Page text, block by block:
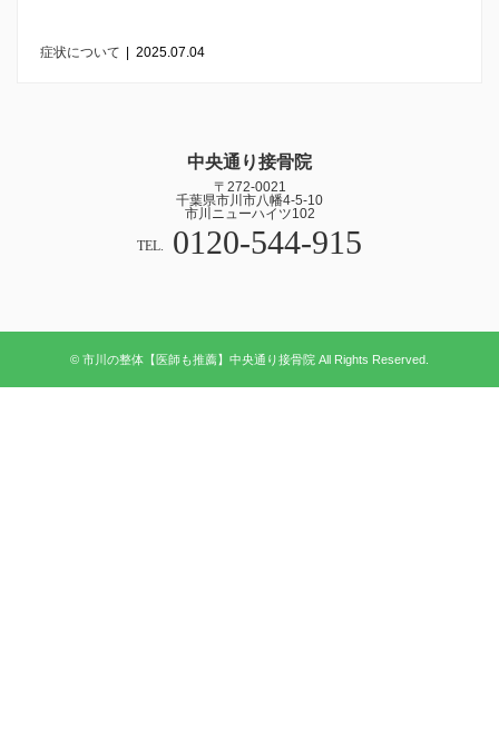
症状について 2025.07.04
中央通り接骨院
〒272-0021
千葉県市川市八幡4-5-10
市川ニューハイツ102
TEL. 0120-544-915
© 市川の整体【医師も推薦】中央通り接骨院 All Rights Reserved.